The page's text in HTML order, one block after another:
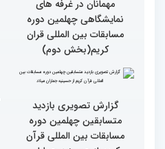
بالاترین سطح برگزاری
مسابقات قرآن را در ایران
شاهد بودم
رقابت بخش بانوان چهلمین
دوره مسابقات بین المللی
قرآن کریم (بخش دوم)